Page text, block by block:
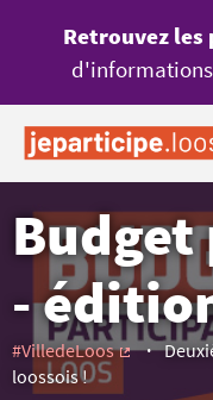
Retrouvez
-
#VilledeLoos
loossois !